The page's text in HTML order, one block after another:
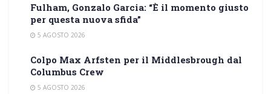
Fulham, Gonzalo Garcia: “È il momento giusto
per questa nuova sfida”
5 AGOSTO 2026
Colpo Max Arfsten per il Middlesbrough dal
Columbus Crew
5 AGOSTO 2026